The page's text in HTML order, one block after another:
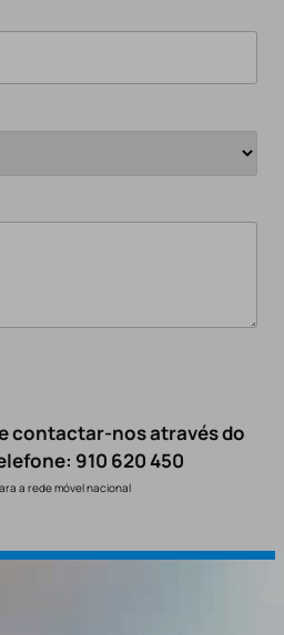
contactar-nos através do
910 620 450
a rede móvel nacional